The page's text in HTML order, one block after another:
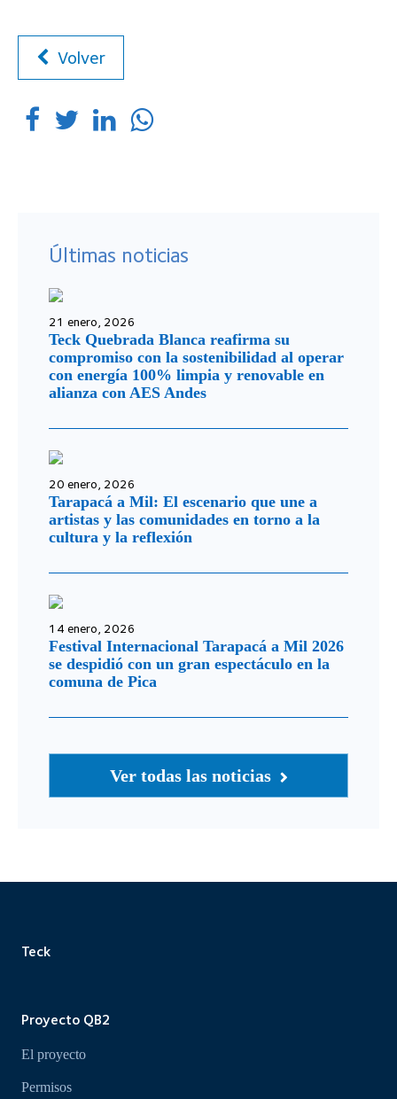
Volver
Últimas noticias
21 enero, 2026
Teck Quebrada Blanca reafirma su
compromiso con la sostenibilidad al operar
con energía 100% limpia y renovable en
alianza con AES Andes
20 enero, 2026
Tarapacá a Mil: El escenario que une a
artistas y las comunidades en torno a la
cultura y la reflexión
14 enero, 2026
Festival Internacional Tarapacá a Mil 2026
se despidió con un gran espectáculo en la
comuna de Pica
Ver todas las noticias
Teck
Proyecto QB2
El proyecto
Permisos